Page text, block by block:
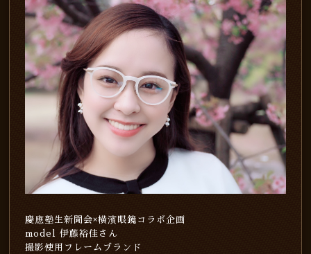
慶應塾生新聞会×横濱眼鏡コラボ企画
model 伊藤裕佳さん
撮影使用フレームブランド